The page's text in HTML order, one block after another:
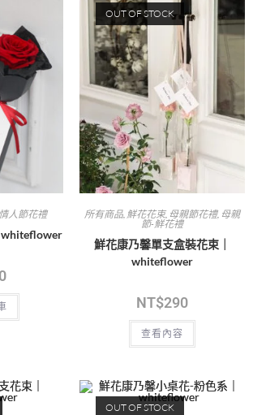
情人節花禮
whiteflower
OUT OF STOCK
所有商品, 鮮花花束, 母親節花禮, 母親
節-鮮花禮
鮮花康乃馨單支盒裝花束｜
whiteflower
NT$290
查看內容
OUT OF STOCK